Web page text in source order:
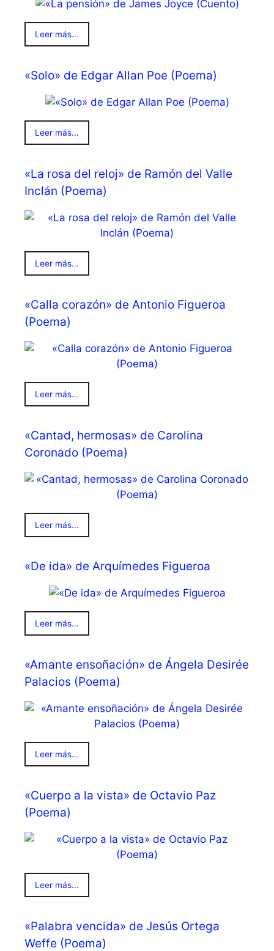
Leer más...
«Solo» de Edgar Allan Poe (Poema)
Leer más...
«La rosa del reloj» de Ramón del Valle
Inclán (Poema)
Leer más...
«Calla corazón» de Antonio Figueroa
(Poema)
Leer más...
«Cantad, hermosas» de Carolina
Coronado (Poema)
Leer más...
«De ida» de Arquímedes Figueroa
Leer más...
«Amante ensoñación» de Ángela Desirée
Palacios (Poema)
Leer más...
«Cuerpo a la vista» de Octavio Paz
(Poema)
Leer más...
«Palabra vencida» de Jesús Ortega
Weffe (Poema)